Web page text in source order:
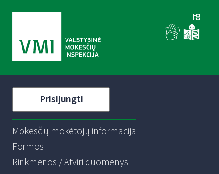
Prisijungti
Mokesčių mokėtojų informacija
Formos
Rinkmenos / Atviri duomenys